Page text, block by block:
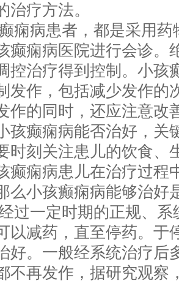
治疗方法。
痫病患者，都是采用
癫痫病医院进行会诊。
控治疗得到控制。小孩
发作，包括减少发作的
作的同时，还应注意改
孩癫痫病能否治好，关
时刻关注患儿的饮食、
癫痫病患儿在治疗过程
么小孩癫痫病能够治好
过一定时期的正规、
以减药，直至停药。于
好。一般经系统治疗后
不再发作，据研究观察